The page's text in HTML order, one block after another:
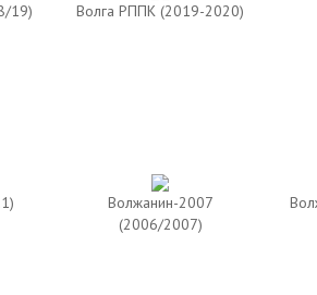
19) Волга РППК (2019-2020)
Волжанин-2007
(2006/2007)